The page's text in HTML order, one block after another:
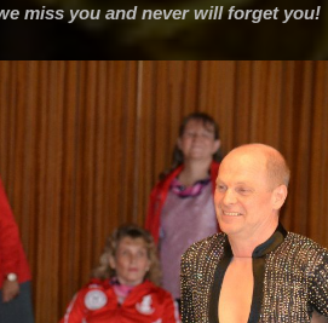
miss you and never will forget you!